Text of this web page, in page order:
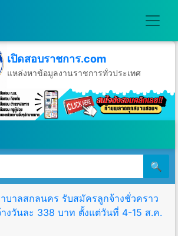
เปิดสอบราชการ.com
แหล่งหาข้อมูลงานราชการทั่วประเทศ
จันทร์ที่ 10 เดือนสิงหาคม พ.ศ.2569
🔍
บาลสกลนคร รับสมัครลูกจ้างชั่วคราว
างวันละ 338 บาท ตั้งแต่วันที่ 4-15 ส.ค.